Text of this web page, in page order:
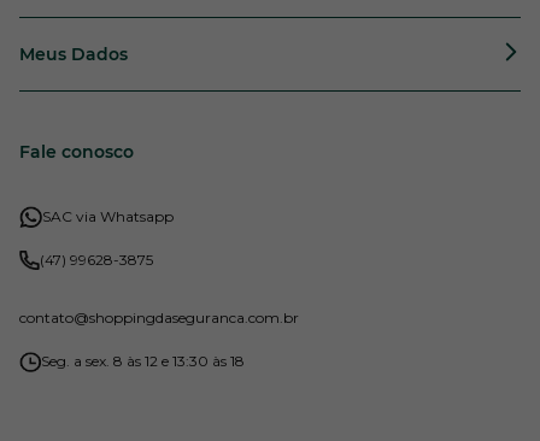
Meus Dados
Fale conosco
SAC via Whatsapp
(47) 99628-3875
contato@shoppingdaseguranca.com.br
Seg. a sex. 8 às 12 e 13:30 às 18